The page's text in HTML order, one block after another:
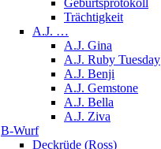
Geburtsprotokoll
Trächtigkeit
A.J. …
A.J. Gina
A.J. Ruby Tuesday
A.J. Benji
A.J. Gemstone
A.J. Bella
A.J. Ziva
B-Wurf
Deckrüde (Ross)